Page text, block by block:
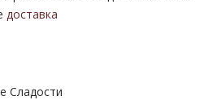
доставка
Сладости